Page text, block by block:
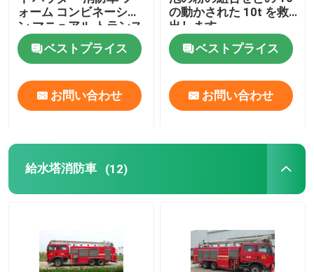
ォーム コンビネーショ
ン マニュアル トランス
ミッション 多機能
ベストプライス
お問い合わせ
の動かされた 10t を救
出します
ベストプライス
お問い合わせ
給水塔消防車 (12)